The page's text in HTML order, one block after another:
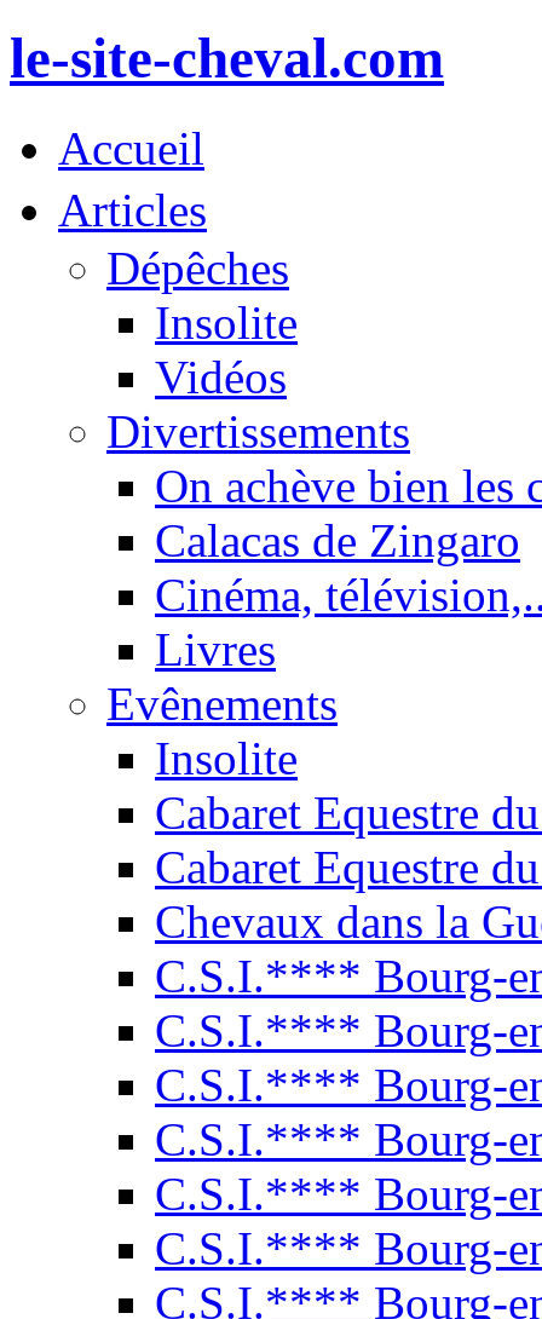
le-site-cheval.com
Accueil
Articles
Dépêches
Insolite
Vidéos
Divertissements
On achève bien les
Calacas de Zingaro
Cinéma,
Livres
Evênements
Insolite
Cabaret Equestre
Cabaret Equestre
Chevaux dans la
C.S.I.**** Bourg-
C.S.I.**** Bourg-
C.S.I.**** Bourg-
C.S.I.**** Bourg-
C.S.I.**** Bourg-
C.S.I.**** Bourg-
C.S.I.**** Bourg-